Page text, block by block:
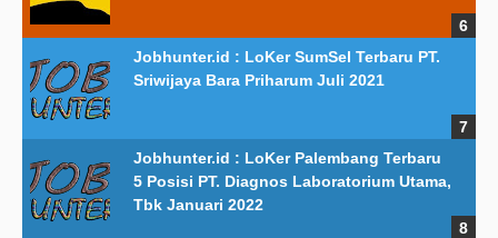
Jobhunter.id : LoKer SumSel Terbaru PT.
Sriwijaya Bara Priharum Juli 2021
Jobhunter.id : LoKer Palembang Terbaru
5 Posisi PT. Diagnos Laboratorium Utama,
Tbk Januari 2022